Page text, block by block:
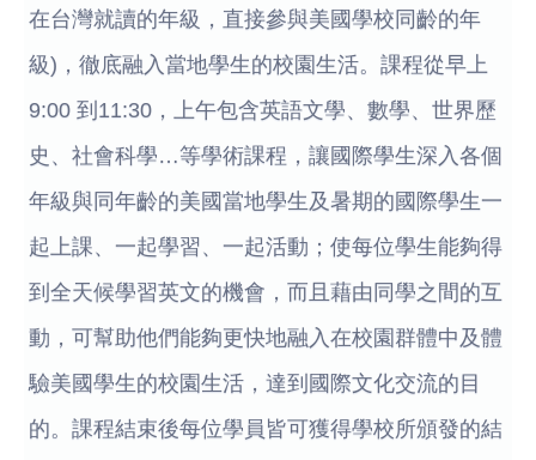
在台灣就讀的年級，直接參與美國學校同齡的年
級)，徹底融入當地學生的校園生活。課程從早上
9:00 到11:30，上午包含英語文學、數學、世界歷
史、社會科學…等學術課程，讓國際學生深入各個
年級與同年齡的美國當地學生及暑期的國際學生一
起上課、一起學習、一起活動；使每位學生能夠得
到全天候學習英文的機會，而且藉由同學之間的互
動，可幫助他們能夠更快地融入在校園群體中及體
驗美國學生的校園生活，達到國際文化交流的目
的。課程結束後每位學員皆可獲得學校所頒發的結